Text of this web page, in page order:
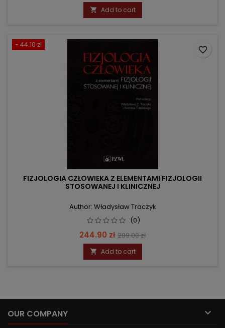
price
 Add to cart
- 44.10 zł
FIZJOLOGIA CZŁOWIEKA Z ELEMENTAMI FIZJOLOGII
STOSOWANEJ I KLINICZNEJ
Author: Władysław Traczyk
(0)
Price
244.90 zł Regular
price
289.00 zł
 Add to cart
favorite_border
OUR COMPANY 